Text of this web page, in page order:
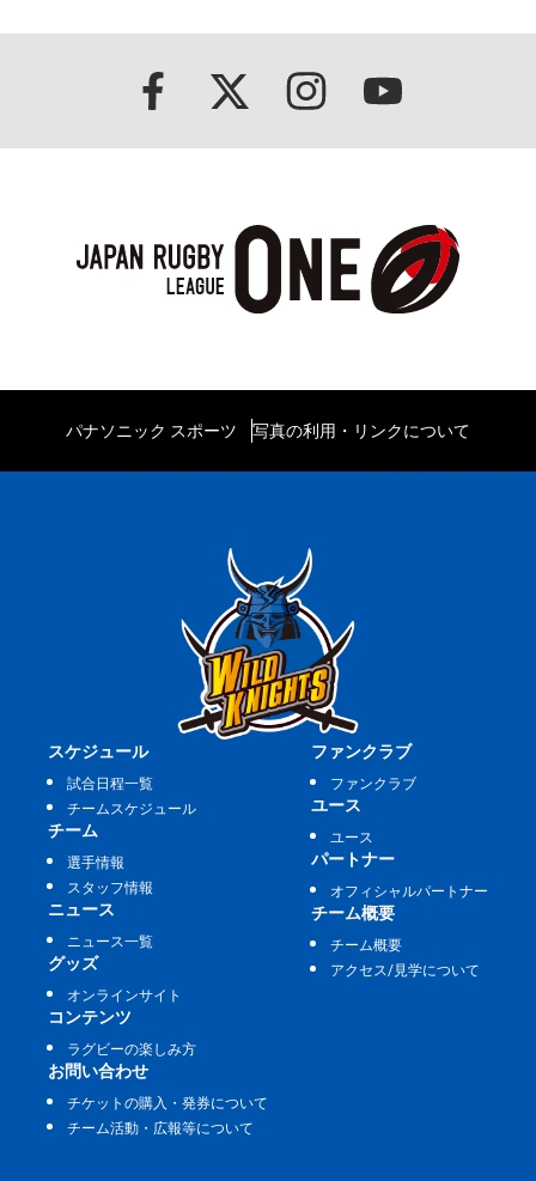
パナソニック スポーツ 写真の利用・リンクについて
スケジュール
試合日程一覧
チームスケジュール
チーム
選手情報
スタッフ情報
ニュース
ニュース一覧
グッズ
オンラインサイト
ファンクラブ
ファンクラブ
ユース
ユース
パートナー
オフィシャルパートナー
チーム概要
チーム概要
アクセス/見学について
コンテンツ
ラグビーの楽しみ方
お問い合わせ
チケットの購入・発券について
チーム活動・広報等について